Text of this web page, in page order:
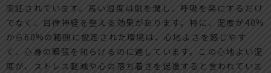
実証されています。高い湿度は肌を潤し、呼吸を楽にするだけ
でなく、自律神経を整える効果があります。特に、湿度が40%
から60%の範囲に設定された環境は、心地よさを感じやす
く、心身の緊張を和らげるのに適しています。この心地よい湿
度が、ストレス軽減や心の落ち着きを促進すると言われていま